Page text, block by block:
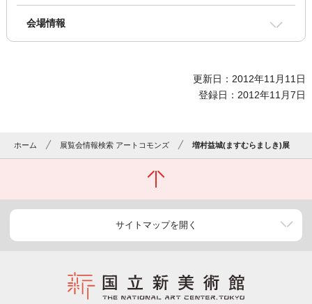
会場情報
更新日：2012年11月11日
登録日：2012年11月7日
ホーム 展覧会情報検索 アートコモンズ 増村益城(ますむらましき)展
サイトマップを開く